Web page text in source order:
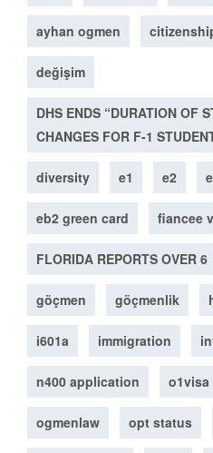
ayhan ogmen
değişim
DHS ENDS “DURATION OF
CHANGES FOR F-1
diversity e1 e2
eb2 green card fiancee
FLORIDA REPORTS OVER 6
göçmen göçmenlik
i601a immigration
n400 application o1visa
ogmenlaw opt status